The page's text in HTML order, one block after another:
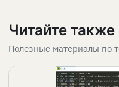
Читайте также
Полезные материалы по